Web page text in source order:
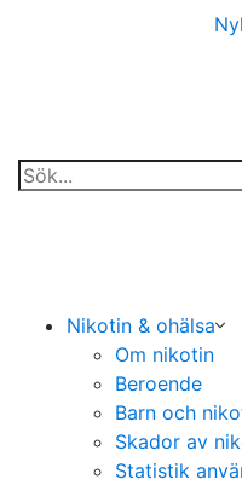
Nikotin & ohälsa
Om nikotin
Beroende
Barn och
Skador av
Statistik